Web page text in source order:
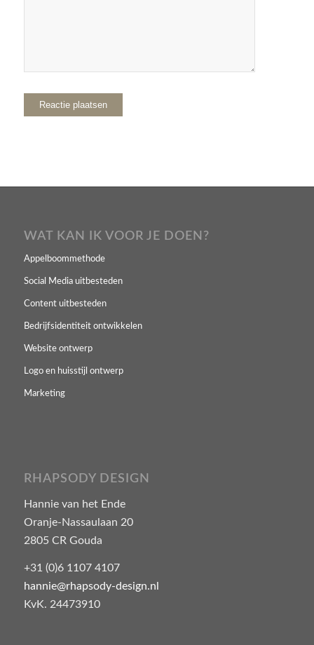
WAT KAN IK VOOR JE DOEN?
Appelboommethode
Social Media uitbesteden
Content uitbesteden
Bedrijfsidentiteit ontwikkelen
Website ontwerp
Logo en huisstijl ontwerp
Marketing
RHAPSODY DESIGN
Hannie van het Ende
Oranje-Nassaulaan 20
2805 CR Gouda
+31 (0)6 1107 4107
hannie@rhapsody-design.nl
KvK. 24473910